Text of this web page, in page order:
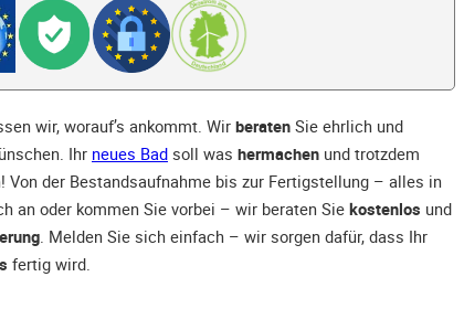
wir, worauf’s ankommt. Wir beraten Sie ehrlich und
Ihr neues Bad soll was hermachen und trotzdem
Von der Bestandsaufnahme bis zur Fertigstellung – alles in
an oder kommen Sie vorbei – wir beraten Siekostenlos und
. Melden Sie sich einfach – wir sorgen dafür, dass Ihr
fertig wird.